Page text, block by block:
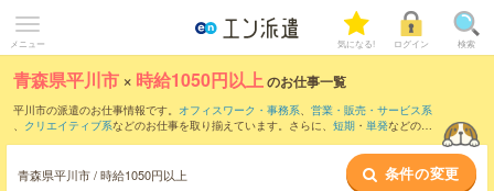
メニュー 気になる! ログイン 検索
青森県平川市 × 時給1050円以上のお仕事一覧
平川市の派遣のお仕事情報です。 オフィスワーク・事務系、 営業・販売・サービス系
、 クリエイティブ系などのお仕事を取り揃えています。さらに、 短期 ・ 単発などの期
青森県平川市 / 時給1050円以上 条件の変更